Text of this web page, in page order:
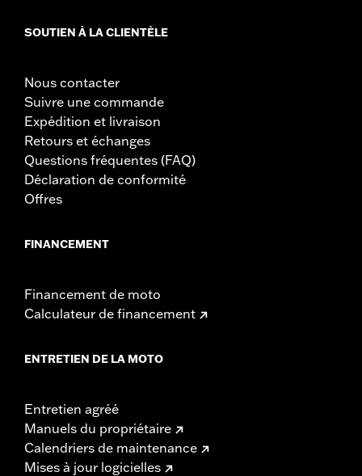
SOUTIEN À LA CLIENTÈLE
Nous contacter
Suivre une commande
Expédition et livraison
Retours et échanges
Questions fréquentes (FAQ)
Déclaration de conformité
Offres
FINANCEMENT
Financement de moto
Calculateur de financement
ENTRETIEN DE LA MOTO
Entretien agréé
Manuels du propriétaire
Calendriers de maintenance
Mises à jour logicielles